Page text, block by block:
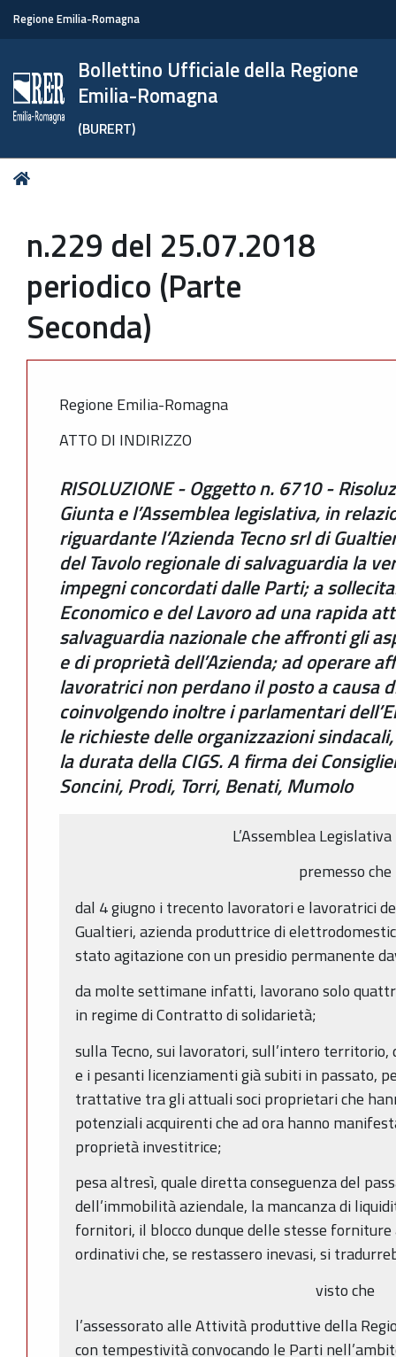
Regione Emilia-Romagna
Bollettino Ufficiale della Regione
Emilia-Romagna
(BURERT)
Tu
n.229 del 25.07.2018
periodico (Parte
Seconda)
Regione Emilia-Romagna
ATTO DI INDIRIZZO
RISOLUZIONE - Oggetto n. 6710 -
Giunta e l’Assemblea legislativa, in
riguardante l’Azienda Tecno srl di
del Tavolo regionale di salvaguardia la
impegni concordati dalle Parti; a
Economico e del Lavoro ad una rapida
salvaguardia nazionale che affronti gli
e di proprietà dell’Azienda; ad operare
lavoratrici non perdano il posto a causa
coinvolgendo inoltre i parlamentari
le richieste delle organizzazioni
la durata della CIGS. A firma dei
Soncini, Prodi, Torri, Benati, Mumolo
L’Assemblea
premesso che
dal 4 giugno i trecento lavoratori e lavoratrici
Gualtieri, azienda produttrice di
stato agitazione con un presidio permanente
da molte settimane infatti, lavorano solo
in regime di Contratto di solidarietà;
sulla Tecno, sui lavoratori, sull’intero
e i pesanti licenziamenti già subiti in passato,
trattative tra gli attuali soci proprietari che
potenziali acquirenti che ad ora hanno
proprietà investitrice;
pesa altresì, quale diretta conseguenza del
dell’immobilità aziendale, la mancanza di
fornitori, il blocco dunque delle stesse
ordinativi che, se restassero inevasi, si
visto che
l’assessorato alle Attività produttive della
con tempestività convocando le Parti